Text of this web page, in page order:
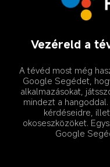
Vezéreld a
A tévéd most még
Google Segédet,
alkalmazásokat,
mindezt a
kérdéseidre,
okoseszközöket.
Google